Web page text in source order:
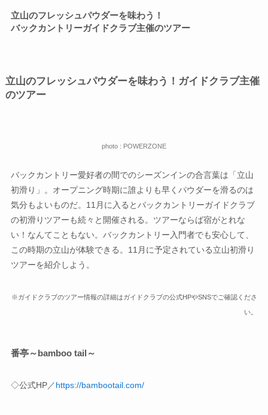
立山のフレッシュパウダーを味わう！
バックカントリーガイドクラブ主催のツアー
立山のフレッシュパウダーを味わう！ガイドクラブ主催
のツアー
photo : POWERZONE
バックカントリー愛好者の間でのシーズンインの合言葉は「立山
初滑り」。オープニング時期に誰よりも早くパウダーを滑るのは
気分もよいものだ。11月に入るとバックカントリーガイドクラブ
の初滑りツアーも続々と開催される。ツアーならば宿がとれな
い！なんてこともない。バックカントリー入門者でも安心して、
この時期の立山が体験できる。11月に予定されている立山初滑り
ツアーを紹介しよう。
※ガイドクラブのツアー情報の詳細はガイドクラブの公式HPやSNSでご確認くださ
い。
番亭～bamboo tail～
◇公式HP／https://bambootail.com/